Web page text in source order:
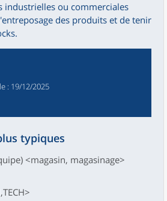
industrielles ou commerciales
des produits et de tenir
: 19/12/2025
typiques
<magasin, magasinage>